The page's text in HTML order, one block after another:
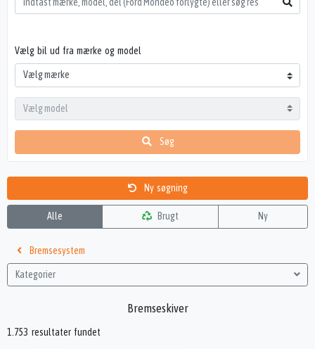
Vælg bil ud fra mærke og model
Søg
Ny søgning
Alle Brugt Ny
Bremsesystem
Kategorier
Bremseskiver
1.753 resultater fundet